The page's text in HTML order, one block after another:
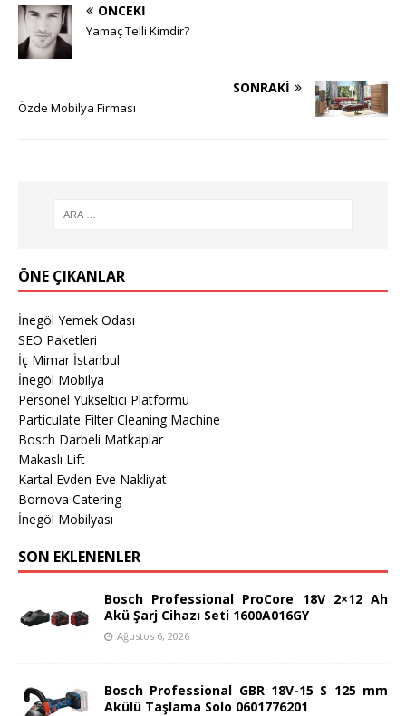
ÖNCEKI
Yamaç Telli Kimdir?
SONRAKI
Özde Mobilya Firması
ÖNE ÇIKANLAR
İnegöl Yemek Odası
SEO Paketleri
İç Mimar İstanbul
İnegöl Mobilya
Personel Yükseltici Platformu
Particulate Filter Cleaning Machine
Bosch Darbeli Matkaplar
Makaslı Lift
Kartal Evden Eve Nakliyat
Bornova Catering
İnegöl Mobilyası
SON EKLENENLER
Bosch Professional ProCore 18V 2×12 Ah
Akü Şarj Cihazı Seti 1600A016GY
Ağustos 6, 2026
Bosch Professional GBR 18V-15 S 125 mm
Akülü Taşlama Solo 0601776201